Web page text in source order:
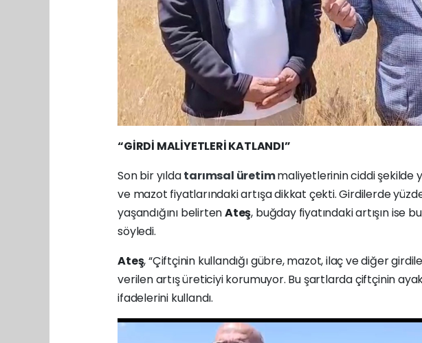
“GİRDİ MALİYETLERİ KATLANDI”
Son bir yıldatarımsal üretimmaliyetlerinin ciddi şekilde
ve mazot fiyatlarındaki artışa dikkat çekti. Girdilerde
yaşandığını belirtenAteş, buğday fiyatındaki artışın ise
söyledi.
Ateş, “Çiftçinin kullandığı gübre, mazot, ilaç ve diğer
verilen artış üreticiyi korumuyor. Bu şartlarda çiftçinin
ifadelerini kullandı.